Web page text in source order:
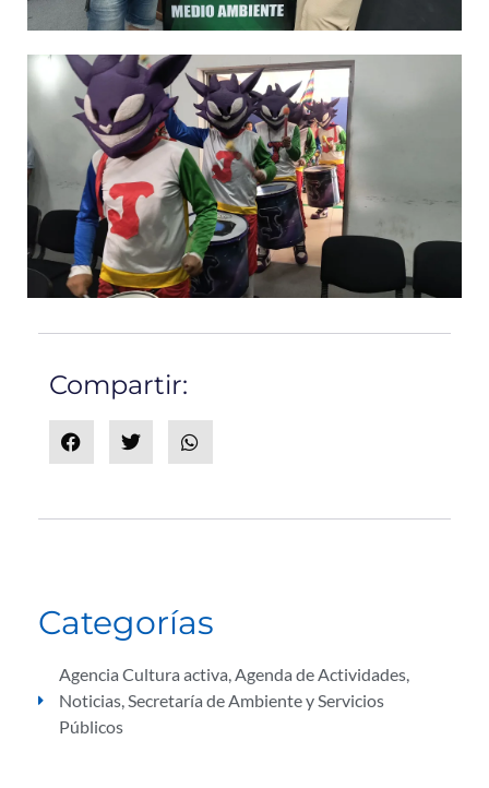
Compartir:
Categorías
Agencia Cultura activa Agenda de Actividades
Noticias Secretaría de Ambiente y Servicios
Públicos